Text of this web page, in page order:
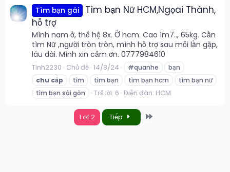
Tìm bạn gái
Tìm bạn Nữ HCM,Ngọai Thành,
hỗ trợ
Mình nam ở, thế hệ 8x. Ở hcm. Cao 1m7.., 65kg. Cần
tìm Nữ ,người tròn tròn, mình hỗ trợ sau mỗi lần gặp,
lâu dài. Mình xin cảm ơn. 0777984610
Tinh2230 Chủ đề 14/8/24 #quanhe
bạn
chu cấp tìm tìm bạn tìm bạn hcm
tìm bạn nữ
tìm bạn sài gòn
Trả lời: 6 Diễn đàn: HCM
1 of 2 Tiếp